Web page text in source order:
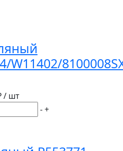
W11402/
/ шт
-+